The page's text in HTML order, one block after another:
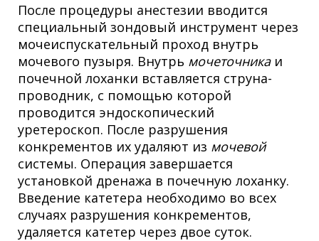
После процедуры анестезии вводится
специальный зондовый инструмент через
мочеиспускательный проход внутрь
мочевого пузыря. Внутрь мочеточникаи
почечной лоханки вставляется струна-
проводник, с помощью которой
проводится эндоскопический
уретероскоп. После разрушения
конкрементов их удаляют из мочевой
системы. Операция завершается
установкой дренажа в почечную лоханку.
Введение катетера необходимо во всех
случаях разрушения конкрементов,
удаляется катетер через двое суток.